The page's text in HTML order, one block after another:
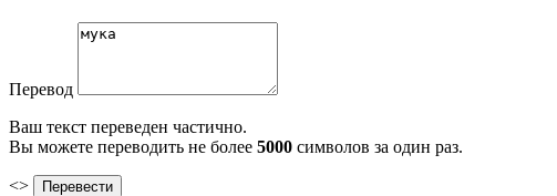
Перевод
Ваш текст переведен частично.
Вы можете переводить не более 5000 символов за один раз.
<>